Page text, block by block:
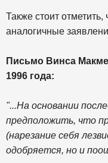
Также стоит
аналогичные
Письмо Винса
1996 года:
"...На основании
предположить, что
(нарезание себя
одобряется, но и